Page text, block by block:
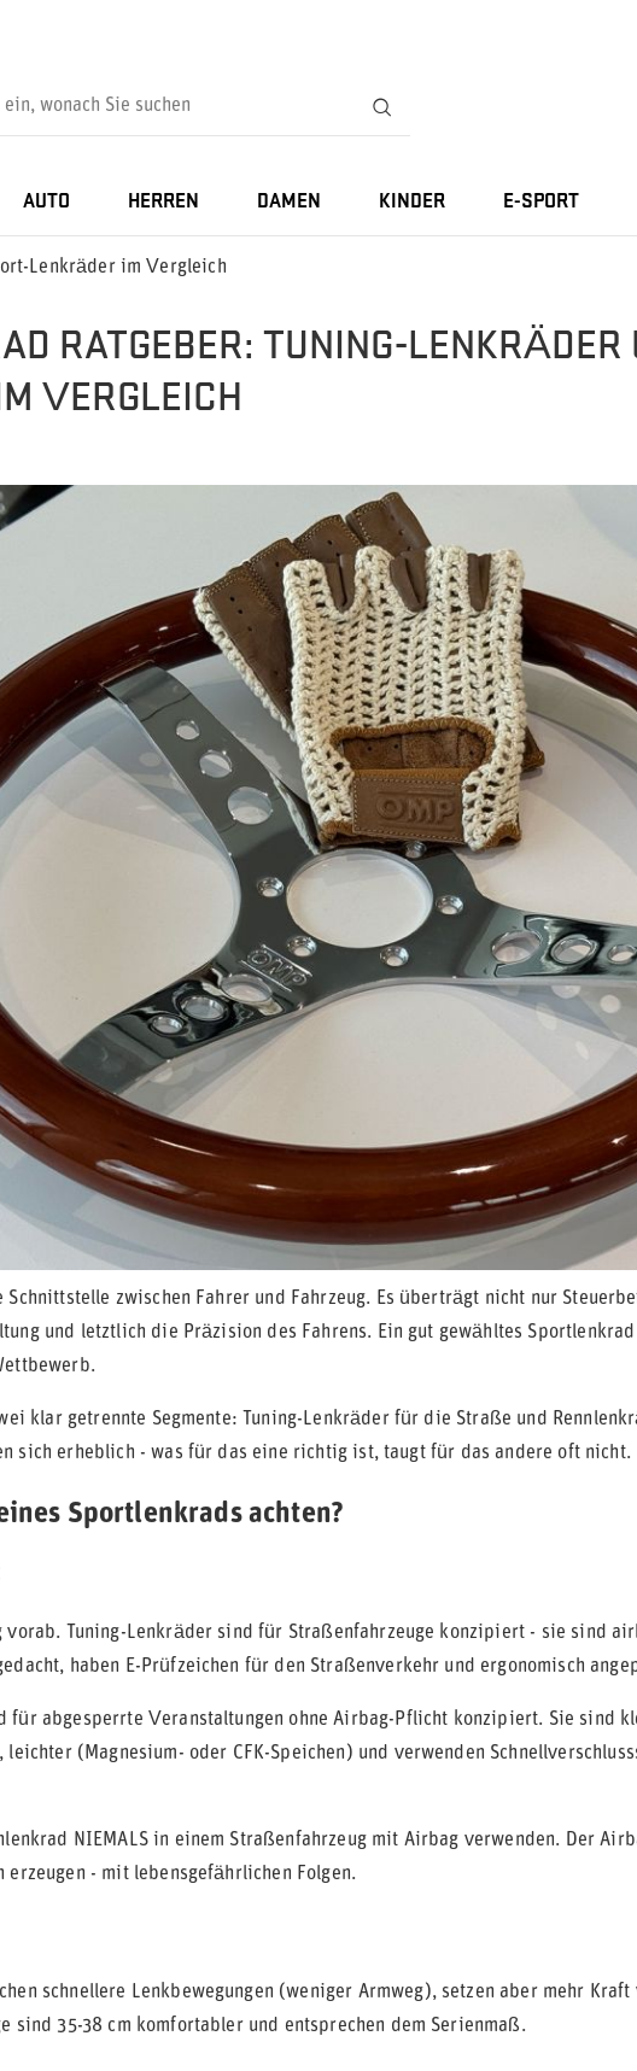
AUTO HERREN DAMEN KINDER E-SPORT
Lenkräder im Vergleich
RATGEBER: TUNING-LENKRÄDER
VERGLEICH
zwischen Fahrer und Fahrzeug. Es überträgt nicht nur
und letztlich die Präzision des Fahrens. Ein gut gewähltes
klar getrennte Segmente: Tuning-Lenkräder für die Straße und
sich erheblich - was für das eine richtig ist, taugt für das andere oft nicht.
Sportlenkrads achten?
vorab. Tuning-Lenkräder sind für Straßenfahrzeuge konzipiert - sie sind
haben E-Prüfzeichen für den Straßenverkehr und ergonomisch
für abgesperrte Veranstaltungen ohne Airbag-Pflicht konzipiert. Sie sind
leichter (Magnesium- oder CFK-Speichen) und verwenden
NIEMALS in einem Straßenfahrzeug mit Airbag verwenden. Der
erzeugen - mit lebensgefährlichen Folgen.
schnellere Lenkbewegungen (weniger Armweg), setzen aber mehr
sind 35-38 cm komfortabler und entsprechen dem Serienmaß.